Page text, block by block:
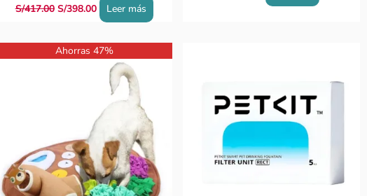
S/417.00 S/398.00 Leer más
Ahorras 47%
precio
El
precio
S/64.00.